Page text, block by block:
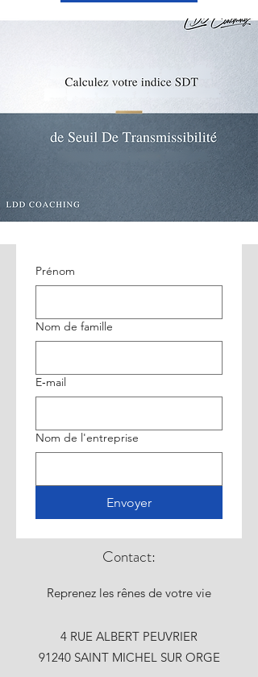
Prénom
Nom de famille
E‑mail
Nom de l'entreprise
Envoyer
Contact:
Reprenez les rênes de votre vie
4 RUE ALBERT PEUVRIER
91240 SAINT MICHEL SUR ORGE